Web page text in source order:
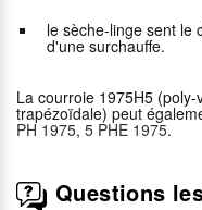
le sèche-linge sent le
d'une surchauffe.
La courroie 1975H5
trapézoïdale) peut
PH 1975, 5 PHE 1975.
Questions